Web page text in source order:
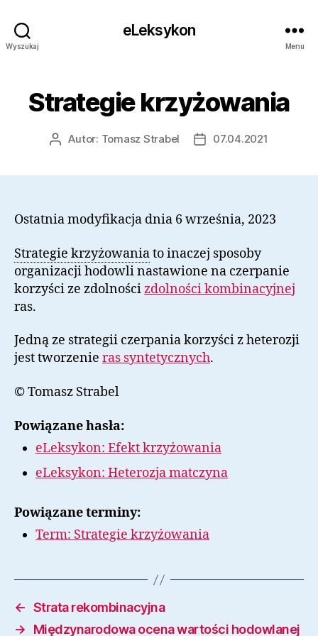
Wyszukaj
eLeksykon
Menu
Strategie krzyżowania
AutorAutor: Tomasz Strabel
Data07.04.2021
Ostatnia modyfikacja dnia 6 września, 2023
Strategie krzyżowaniato inaczej sposoby
organizacji hodowli nastawione na czerpanie
korzyści ze zdolnościzdolności kombinacyjnej
ras.
Jedną ze strategii czerpania korzyści z heterozji
jest tworzenie ras syntetycznych.
© Tomasz Strabel
Powiązane hasła:
eLeksykon: Efekt krzyżowania
eLeksykon: Heterozja matczyna
Powiązane terminy:
Term: Strategie krzyżowania
← Strata rekombinacyjna
→
Międzynarodowa ocena wartości hodowlanej